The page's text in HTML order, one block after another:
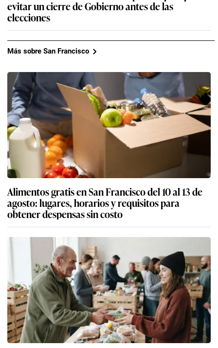
evitar un cierre de Gobierno antes de las
elecciones
Más sobre San Francisco
Alimentos gratis en San Francisco del 10 al 13 de
agosto: lugares, horarios y requisitos para
obtener despensas sin costo